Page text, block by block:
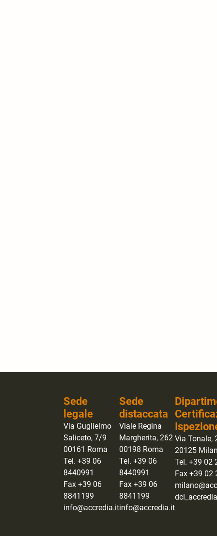
Sede
legale
Via Guglielmo
Saliceto, 7/9
00161 Roma
Tel. +39 06
8440991
Fax +39 06
8841199
info@accredia.it
Sede
distaccata
Viale Regina
Margherita, 262
00198 Roma
Tel. +39 06
8440991
Fax +39 06
8841199
info@accredia.it
Via Tonale,
20125
Tel. +39 02
Fax +39 02